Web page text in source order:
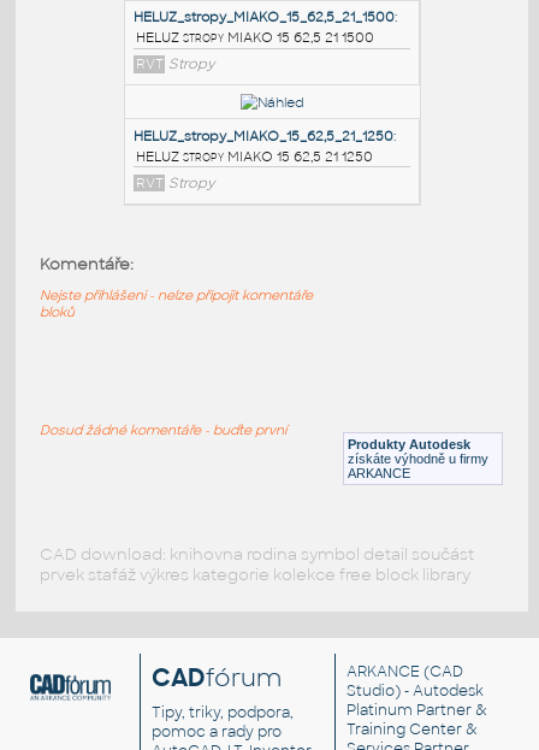
HELUZ stropy MIAKO 15 50 21 3250 v1-1
RVT Stropy
HELUZ_stropy_MIAKO_15_62,5_21_1750
HELUZ stropy MIAKO 15 62,5 21 1750
RVT Stropy
HELUZ stropy MIAKO 15 62,5 21 1500
HELUZ stropy MIAKO 15 62,5 21 1250
Produkty Autodesk
získáte výhodně u firmy
ARKANCE
Komentáře:
Nejste přihlášeni - nelze připojit komentáře
bloků
Dosud žádné komentáře - buďte první
CAD download: knihovna rodina symbol detail součást
prvek stafáž výkres kategorie kolekce free block library
CADfórum
Tipy, triky, podpora,
pomoc a rady pro
ARKANCE (CAD
Studio) - Autodesk
Platinum Partner &
Training Center &